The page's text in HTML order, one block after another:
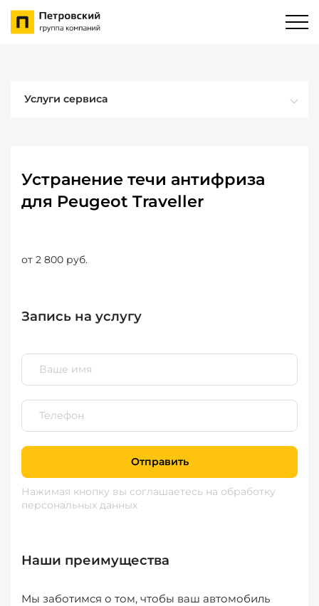
Услуги сервиса
Устранение течи антифриза
для Peugeot Traveller
от 2 800 руб.
Запись на услугу
Отправить
Нажимая кнопку вы соглашаетесь на обработку
персональных данных
Наши преимущества
Мы заботимся о том, чтобы ваш автомобиль